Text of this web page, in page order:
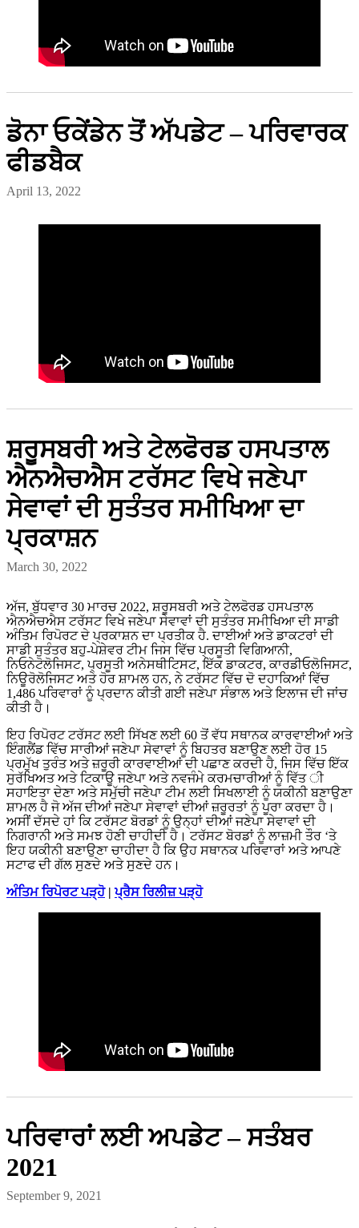
ਡੋਨਾ ਓਕੇਂਡੇਨ ਤੋਂ ਅੱਪਡੇਟ – ਪਰਿਵਾਰਕ
ਫੀਡਬੈਕ
April 13, 2022
ਸ਼ਰੂਸਬਰੀ ਅਤੇ ਟੇਲਫੋਰਡ ਹਸਪਤਾਲ
ਐਨਐਚਐਸ ਟਰੱਸਟ ਵਿਖੇ ਜਣੇਪਾ
ਸੇਵਾਵਾਂ ਦੀ ਸੁਤੰਤਰ ਸਮੀਖਿਆ ਦਾ
ਪ੍ਰਕਾਸ਼ਨ
March 30, 2022
ਅੱਜ, ਬੁੱਧਵਾਰ 30 ਮਾਰਚ 2022, ਸ਼ਰੂਸਬਰੀ ਅਤੇ ਟੇਲਫੋਰਡ ਹਸਪਤਾਲ
ਐਨਐਚਐਸ ਟਰੱਸਟ ਵਿਖੇ ਜਣੇਪਾ ਸੇਵਾਵਾਂ ਦੀ ਸੁਤੰਤਰ ਸਮੀਖਿਆ ਦੀ ਸਾਡੀ
ਅੰਤਿਮ ਰਿਪੋਰਟ ਦੇ ਪ੍ਰਕਾਸ਼ਨ ਦਾ ਪ੍ਰਤੀਕ ਹੈ. ਦਾਈਆਂ ਅਤੇ ਡਾਕਟਰਾਂ ਦੀ
ਸਾਡੀ ਸੁਤੰਤਰ ਬਹੁ-ਪੇਸ਼ੇਵਰ ਟੀਮ ਜਿਸ ਵਿੱਚ ਪ੍ਰਸੂਤੀ ਵਿਗਿਆਨੀ,
ਨਿਓਨੇਟੋਲੋਜਿਸਟ, ਪ੍ਰਸੂਤੀ ਅਨੇਸਥੀਟਿਸਟ, ਇੱਕ ਡਾਕਟਰ, ਕਾਰਡੀਓਲੋਜਿਸਟ,
ਨਿਊਰੋਲੋਜਿਸਟ ਅਤੇ ਹੋਰ ਸ਼ਾਮਲ ਹਨ, ਨੇ ਟਰੱਸਟ ਵਿੱਚ ਦੋ ਦਹਾਕਿਆਂ ਵਿੱਚ
1,486 ਪਰਿਵਾਰਾਂ ਨੂੰ ਪ੍ਰਦਾਨ ਕੀਤੀ ਗਈ ਜਣੇਪਾ ਸੰਭਾਲ ਅਤੇ ਇਲਾਜ ਦੀ ਜਾਂਚ
ਕੀਤੀ ਹੈ।
ਇਹ ਰਿਪੋਰਟ ਟਰੱਸਟ ਲਈ ਸਿੱਖਣ ਲਈ 60 ਤੋਂ ਵੱਧ ਸਥਾਨਕ ਕਾਰਵਾਈਆਂ ਅਤੇ
ਇੰਗਲੈਂਡ ਵਿੱਚ ਸਾਰੀਆਂ ਜਣੇਪਾ ਸੇਵਾਵਾਂ ਨੂੰ ਬਿਹਤਰ ਬਣਾਉਣ ਲਈ ਹੋਰ 15
ਪ੍ਰਮੁੱਖ ਤੁਰੰਤ ਅਤੇ ਜ਼ਰੂਰੀ ਕਾਰਵਾਈਆਂ ਦੀ ਪਛਾਣ ਕਰਦੀ ਹੈ, ਜਿਸ ਵਿੱਚ ਇੱਕ
ਸੁਰੱਖਿਅਤ ਅਤੇ ਟਿਕਾਊ ਜਣੇਪਾ ਅਤੇ ਨਵਜੰਮੇ ਕਰਮਚਾਰੀਆਂ ਨੂੰ ਵਿੱਤ ੀ
ਸਹਾਇਤਾ ਦੇਣਾ ਅਤੇ ਸਮੁੱਚੀ ਜਣੇਪਾ ਟੀਮ ਲਈ ਸਿਖਲਾਈ ਨੂੰ ਯਕੀਨੀ ਬਣਾਉਣਾ
ਸ਼ਾਮਲ ਹੈ ਜੋ ਅੱਜ ਦੀਆਂ ਜਣੇਪਾ ਸੇਵਾਵਾਂ ਦੀਆਂ ਜ਼ਰੂਰਤਾਂ ਨੂੰ ਪੂਰਾ ਕਰਦਾ ਹੈ।
ਅਸੀਂ ਦੱਸਦੇ ਹਾਂ ਕਿ ਟਰੱਸਟ ਬੋਰਡਾਂ ਨੂੰ ਉਨ੍ਹਾਂ ਦੀਆਂ ਜਣੇਪਾ ਸੇਵਾਵਾਂ ਦੀ
ਨਿਗਰਾਨੀ ਅਤੇ ਸਮਝ ਹੋਣੀ ਚਾਹੀਦੀ ਹੈ। ਟਰੱਸਟ ਬੋਰਡਾਂ ਨੂੰ ਲਾਜ਼ਮੀ ਤੌਰ ‘ਤੇ
ਇਹ ਯਕੀਨੀ ਬਣਾਉਣਾ ਚਾਹੀਦਾ ਹੈ ਕਿ ਉਹ ਸਥਾਨਕ ਪਰਿਵਾਰਾਂ ਅਤੇ ਆਪਣੇ
ਸਟਾਫ ਦੀ ਗੱਲ ਸੁਣਦੇ ਅਤੇ ਸੁਣਦੇ ਹਨ।
ਅੰਤਿਮ ਰਿਪੋਰਟ ਪੜ੍ਹੋ|ਪ੍ਰੈਸ ਰਿਲੀਜ਼ ਪੜ੍ਹੋ
ਪਰਿਵਾਰਾਂ ਲਈ ਅਪਡੇਟ – ਸਤੰਬਰ
2021
September 9, 2021